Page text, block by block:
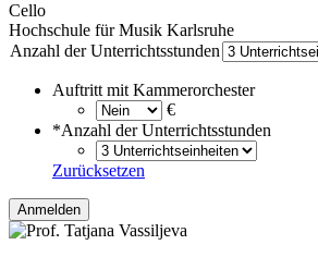
Cello
Hochschule für Musik Karlsruhe
Anzahl der Unterrichtsstunden
Auftritt mit Kammerorchester
€
*Anzahl der Unterrichtsstunden
Zurücksetzen
Anmelden